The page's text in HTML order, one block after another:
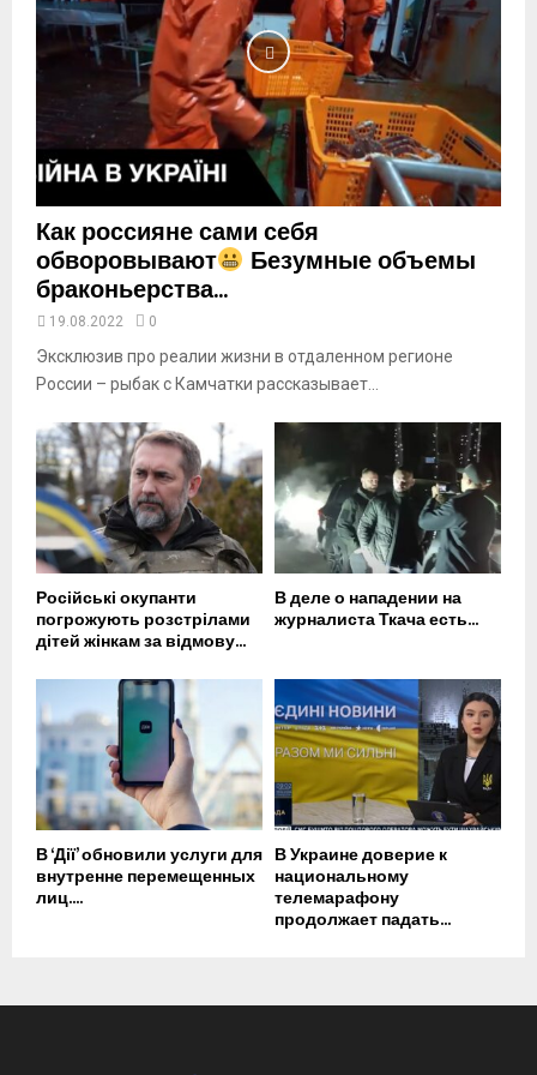
y
b
e
Как россияне сами себя
обворовывают Безумные объемы
браконьерства...
19.08.2022 0
Эксклюзив про реалии жизни в отдаленном регионе
России – рыбак с Камчатки рассказывает...
Російські окупанти
погрожують розстрілами
дітей жінкам за відмову...
В деле о нападении на
журналиста Ткача есть...
В ‘Дії’ обновили услуги для
внутренне перемещенных
лиц....
В Украине доверие к
национальному
телемарафону
продолжает падать...